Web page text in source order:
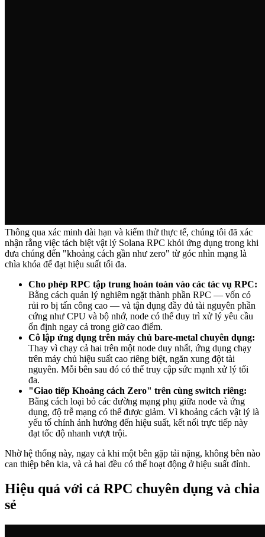
Thông qua xác minh dài hạn và kiểm thử thực tế, chúng tôi đã xác
nhận rằng việc tách biệt vật lý Solana RPC khỏi ứng dụng trong khi
đưa chúng đến "khoảng cách gần như zero" từ góc nhìn mạng là
chìa khóa để đạt hiệu suất tối đa.
Cho phép RPC tập trung hoàn toàn vào các tác vụ RPC:
Bằng cách quản lý nghiêm ngặt thành phần RPC — vốn có
rủi ro bị tấn công cao — và tận dụng đầy đủ tài nguyên phần
cứng như CPU và bộ nhớ, node có thể duy trì xử lý yêu cầu
ổn định ngay cả trong giờ cao điểm.
Cô lập ứng dụng trên máy chủ bare-metal chuyên dụng:
Thay vì chạy cả hai trên một node duy nhất, ứng dụng chạy
trên máy chủ hiệu suất cao riêng biệt, ngăn xung đột tài
nguyên. Mỗi bên sau đó có thể truy cập sức mạnh xử lý tối
đa.
"Giao tiếp Khoảng cách Zero" trên cùng switch riêng:
Bằng cách loại bỏ các đường mạng phụ giữa node và ứng
dụng, độ trễ mạng có thể được giảm. Vì khoảng cách vật lý là
yếu tố chính ảnh hưởng đến hiệu suất, kết nối trực tiếp này
đạt tốc độ nhanh vượt trội.
Nhờ hệ thống này, ngay cả khi một bên gặp tải nặng, không bên nào
can thiệp bên kia, và cả hai đều có thể hoạt động ở hiệu suất đỉnh.
Hiệu quả với cả RPC chuyên dụng và chia
sẻ